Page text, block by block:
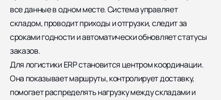
все данные в одном месте. Система управляет
складом, проводит приходы и отгрузки, следит за
сроками годности и автоматически обновляет статусы
заказов.
Для логистики ERP становится центром координации.
Она показывает маршруты, контролирует доставку,
помогает распределять нагрузку между складами и